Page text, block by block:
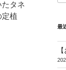
タネ
定植
最